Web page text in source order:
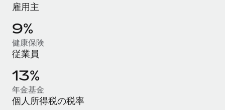
バックグラウンドチェック
候補者の選考プロセスをシンプルに
Compliance Watchtower
コンプライアンスリスクを先回りして対応
デバイス管理
ITデバイスを世界規模で提供・管理
活用事例
サポートを依頼する
すべてのリソースを表示する
ブログ
グローバル給与処理
EORおよびPEO
雇用主
9%
健康保険
従業員
13%
年金基金
個人所得税の税率